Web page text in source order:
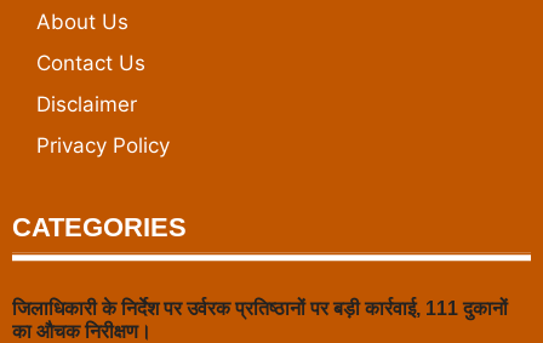
About Us
Contact Us
Disclaimer
Privacy Policy
CATEGORIES
जिलाधिकारी के निर्देश पर उर्वरक प्रतिष्ठानों पर बड़ी कार्रवाई, 111 दुकानों
का औचक निरीक्षण।